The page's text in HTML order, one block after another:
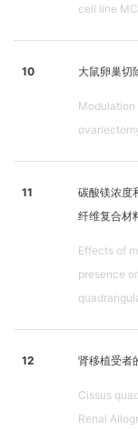
cell line
10 大鼠卵巢切
Modulation
11
碳酸镁浓度
纤维复合材
Effects of
presence
12 肾移植受者
Cissus
Renal